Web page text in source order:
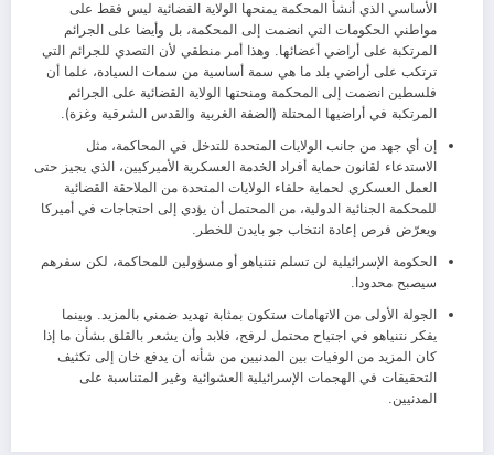
الأساسي الذي أنشأ المحكمة يمنحها الولاية القضائية ليس فقط على
مواطني الحكومات التي انضمت إلى المحكمة، بل وأيضا على الجرائم
المرتكبة على أراضي أعضائها. وهذا أمر منطقي لأن التصدي للجرائم التي
ترتكب على أراضي بلد ما هي سمة أساسية من سمات السيادة، علما أن
فلسطين انضمت إلى المحكمة ومنحتها الولاية القضائية على الجرائم
المرتكبة في أراضيها المحتلة (الضفة الغربية والقدس الشرقية وغزة).
إن أي جهد من جانب الولايات المتحدة للتدخل في المحاكمة، مثل
الاستدعاء لقانون حماية أفراد الخدمة العسكرية الأميركيين، الذي يجيز حتى
العمل العسكري لحماية حلفاء الولايات المتحدة من الملاحقة القضائية
للمحكمة الجنائية الدولية، من المحتمل أن يؤدي إلى احتجاجات في أميركا
ويعرّض فرص إعادة انتخاب جو بايدن للخطر.
الحكومة الإسرائيلية لن تسلم نتنياهو أو مسؤولين للمحاكمة، لكن سفرهم
سيصبح محدودا.
الجولة الأولى من الاتهامات ستكون بمثابة تهديد ضمني بالمزيد. وبينما
يفكر نتنياهو في اجتياح محتمل لرفح، فلابد وأن يشعر بالقلق بشأن ما إذا
كان المزيد من الوفيات بين المدنيين من شأنه أن يدفع خان إلى تكثيف
التحقيقات في الهجمات الإسرائيلية العشوائية وغير المتناسبة على
المدنيين.